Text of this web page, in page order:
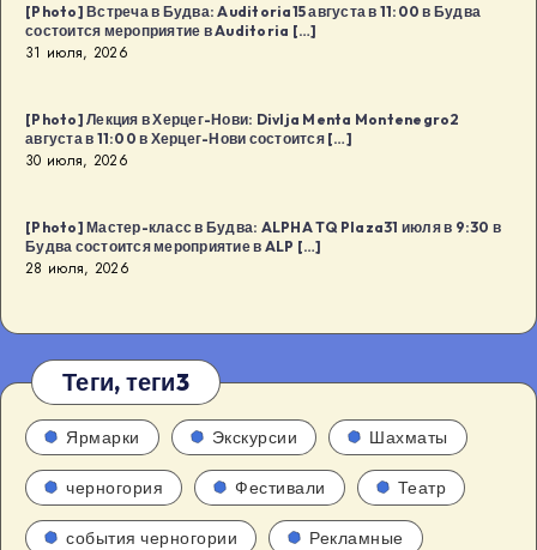
[Photo] Встреча в Будва: Auditoria15 августа в 11:00 в Будва
состоится мероприятие в Auditoria […]
31 июля, 2026
[Photo] Лекция в Херцег-Нови: Divlja Menta Montenegro2
августа в 11:00 в Херцег-Нови состоится […]
30 июля, 2026
[Photo] Мастер-класс в Будва: ALPHA TQ Plaza31 июля в 9:30 в
Будва состоится мероприятие в ALP […]
28 июля, 2026
Теги, теги3
Ярмарки Экскурсии Шахматы
черногория Фестивали Театр
события черногории Рекламные